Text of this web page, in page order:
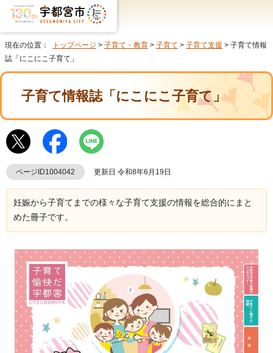
現在の位置： トップページ > 子育て・教育 > 子育て > 子育て支援 > 子育て情報
誌「にこにこ子育て」
子育て情報誌「にこにこ子育て」
ページID1004042 更新日 令和8年6月19日
妊娠から子育てまでの様々な子育て支援の情報を総合的にまと
めた冊子です。